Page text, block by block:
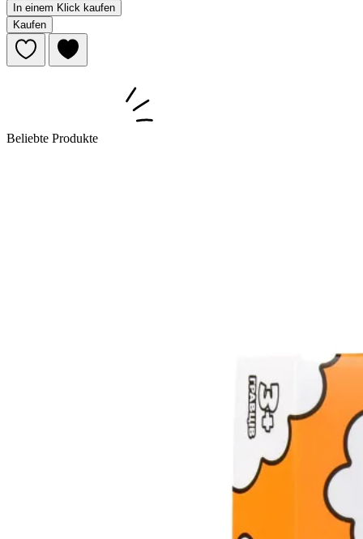
In einem Klick kaufen
Kaufen
Beliebte Produkte